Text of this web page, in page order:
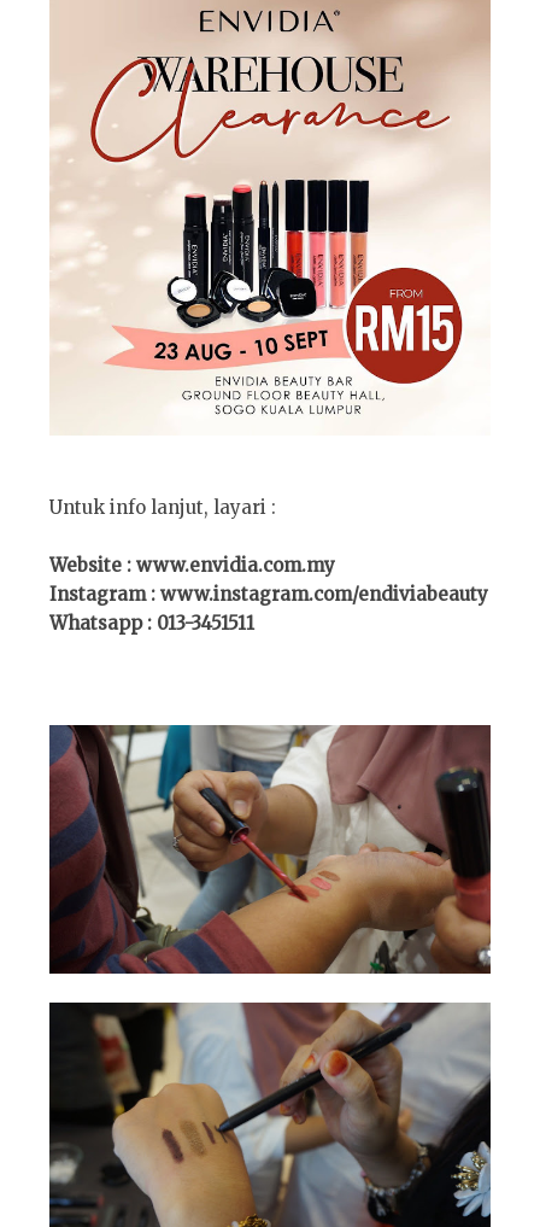
Untuk info lanjut, layari :
Website : www.envidia.com.my
Instagram : www.instagram.com/endiviabeauty
Whatsapp : 013-3451511